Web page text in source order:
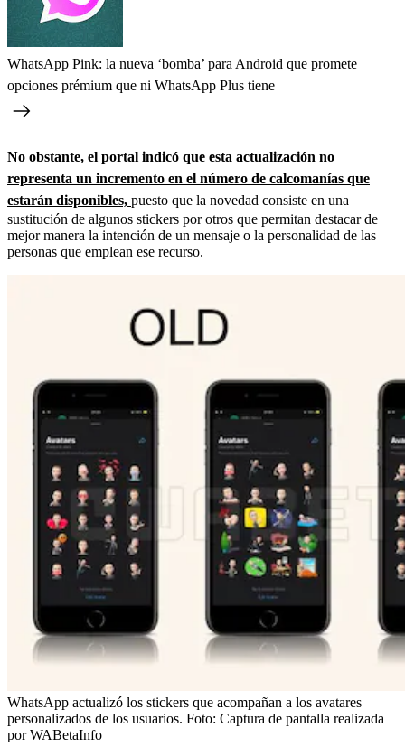
WhatsApp Pink: la nueva ‘bomba’ para Android que promete
opciones prémium que ni WhatsApp Plus tiene
No obstante, el portal indicó que esta actualización no
representa un incremento en el número de calcomanías que
estarán disponibles, puesto que la novedad consiste en una
sustitución de algunos stickers por otros que permitan destacar de
mejor manera la intención de un mensaje o la personalidad de las
personas que emplean ese recurso.
WhatsApp actualizó los stickers que acompañan a los avatares
personalizados de los usuarios. Foto: Captura de pantalla realizada
por WABetaInfo